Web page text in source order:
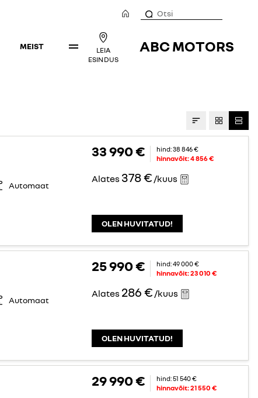
LEIA
ESINDUS
ABC MOTORS
MEIST
33 990 € hind:38 846 €
hinnavõit:4 856 €
Alates 378 € /kuus
Automaat
OLEN HUVITATUD!
25 990 € hind:49 000 €
hinnavõit:23 010 €
Alates 286 € /kuus
Automaat
OLEN HUVITATUD!
29 990 € hind:51 540 €
hinnavõit:21 550 €